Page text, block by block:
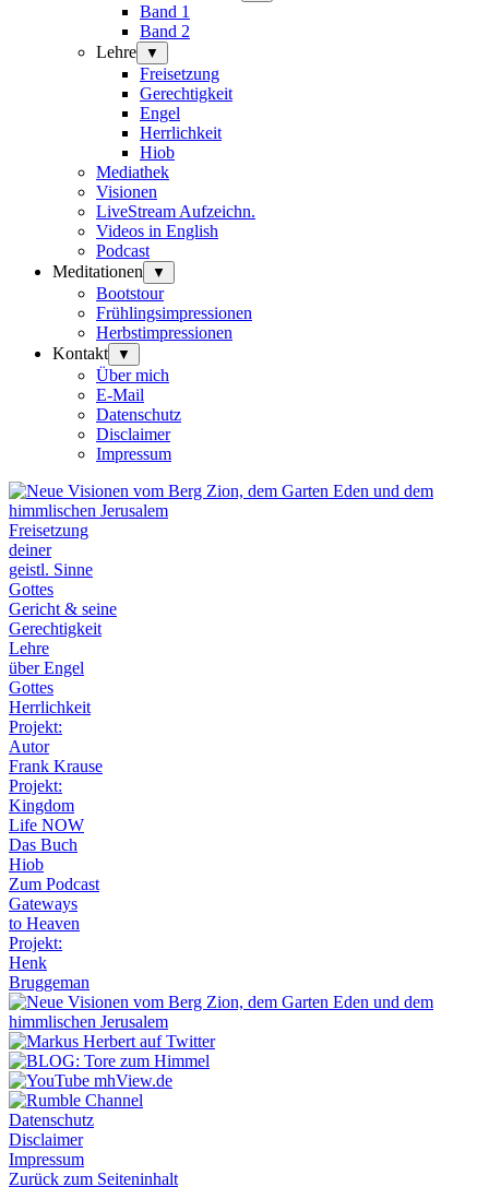
Band 1
Band 2
Lehre
▼
Freisetzung
Gerechtigkeit
Engel
Herrlichkeit
Hiob
Mediathek
Visionen
LiveStream Aufzeichn.
Videos in English
Podcast
Meditationen
▼
Bootstour
Frühlingsimpressionen
Herbstimpressionen
Kontakt
▼
Über mich
E-Mail
Datenschutz
Disclaimer
Impressum
Freisetzung
deiner
geistl. Sinne
Gottes
Gericht & seine
Gerechtigkeit
Lehre
über Engel
Gottes
Herrlichkeit
Projekt:
Autor
Frank Krause
Projekt:
Kingdom
Life NOW
Das Buch
Hiob
Zum Podcast
Gateways
to Heaven
Projekt:
Henk
Bruggeman
Datenschutz
Disclaimer
Impressum
Zurück zum Seiteninhalt